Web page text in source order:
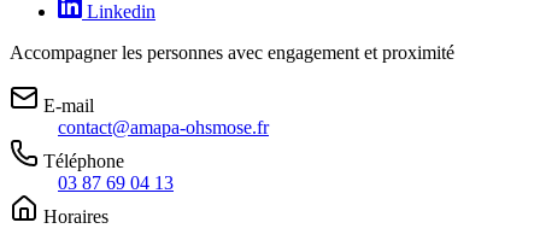
Linkedin
Accompagner les personnes avec engagement et proximité
E-mail
contact@amapa-ohsmose.fr
Téléphone
03 87 69 04 13
Horaires